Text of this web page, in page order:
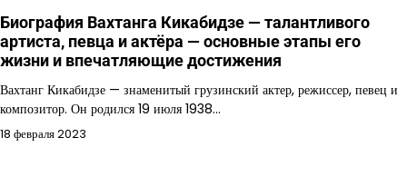
Биография Вахтанга Кикабидзе — талантливого
артиста, певца и актёра — основные этапы его
жизни и впечатляющие достижения
Вахтанг Кикабидзе — знаменитый грузинский актер, режиссер, певец и
композитор. Он родился 19 июля 1938…
18 февраля 2023